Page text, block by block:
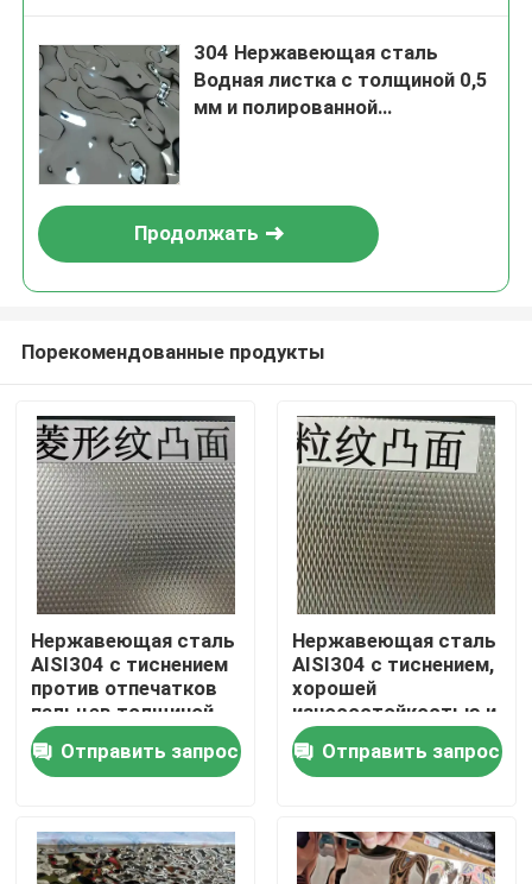
Домой
Видеозаписи
304 Нержавеющая сталь
Водная листка с толщиной 0,5
мм и полированной
Продолжать
Порекомендованные продукты
Нержавеющая сталь
AISI304 с тиснением
против отпечатков
пальцев толщиной
0,4 - 3,0 мм для
архитектурных
применений
Отправить запрос
Нержавеющая сталь
AISI304 с тиснением,
хорошей
износостойкостью и
рельефной
поверхностью для
декоративных
Отправить запрос